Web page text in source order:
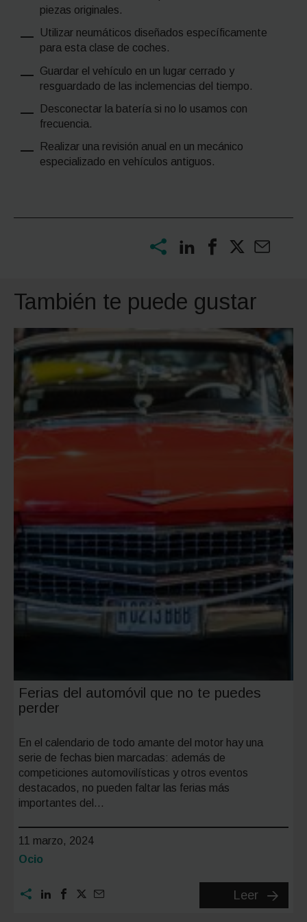
piezas originales.
Utilizar neumáticos diseñados específicamente
para esta clase de coches.
Guardar el vehículo en un lugar cerrado y
resguardado de las inclemencias del tiempo.
Desconectar la batería si no lo usamos con
frecuencia.
Realizar una revisión anual en un mecánico
especializado en vehículos antiguos.
También te puede gustar
Ferias del automóvil que no te puedes
perder
En el calendario de todo amante del motor hay una
serie de fechas bien marcadas: además de
competiciones automovilísticas y otros eventos
destacados, no pueden faltar las ferias más
importantes del…
11 marzo, 2024
Categoría:
Ocio
Leer
Ferias